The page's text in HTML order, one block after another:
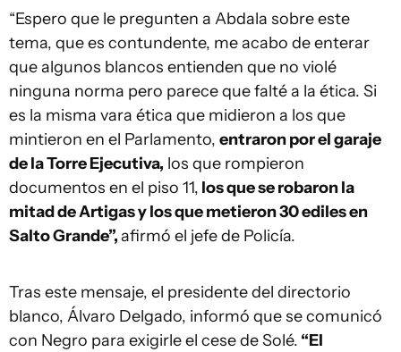
“Espero que le pregunten a Abdala sobre este
tema, que es contundente, me acabo de enterar
que algunos blancos entienden que no violé
ninguna norma pero parece que falté a la ética. Si
es la misma vara ética que midieron a los que
mintieron en el Parlamento, entraron por el garaje
de la Torre Ejecutiva, los que rompieron
documentos en el piso 11, los que se robaron la
mitad de Artigas y los que metieron 30 ediles en
Salto Grande”,afirmó el jefe de Policía.
Tras este mensaje, el presidente del directorio
blanco, Álvaro Delgado, informó que se comunicó
con Negro para exigirle el cese de Solé. “El